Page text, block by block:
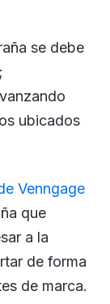
se debe
ubicados
Venngage
que
a la
de forma
de marca.